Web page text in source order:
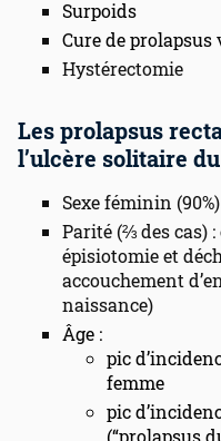
Surpoids
Cure de prolapsus
Hystérectomie
Les prolapsus rectaux et le syndrome de
l’ulcère solitaire
Sexe féminin (90%)
Parité (⅔ des cas)
épisiotomie et
accouchement
naissance)
Âge :
pic
femme
pic